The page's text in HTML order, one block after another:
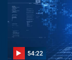
54:22